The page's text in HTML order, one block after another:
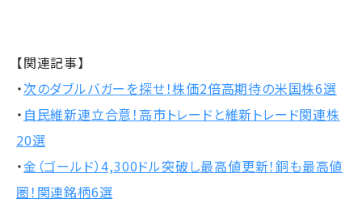
【関連記事】
・次のダブルバガーを探せ！株価2倍高期待の米国株6選
・ 自民維新連立合意！高市トレードと維新トレード関連株
20選
・金（ゴールド）4,300ドル突破し最高値更新！銅も最高値
圏！関連銘柄6選